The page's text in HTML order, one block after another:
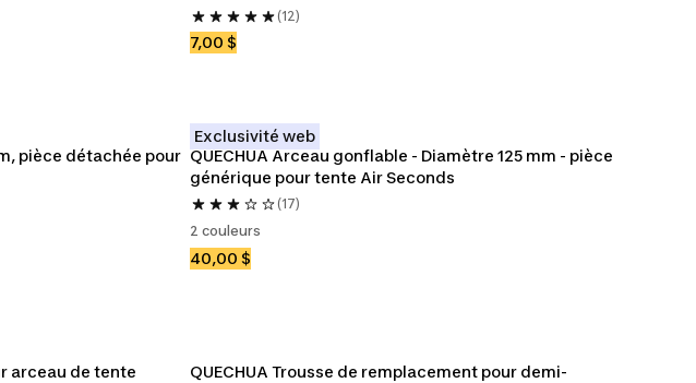
(12)
7,00 $
pièce détachée pour
Exclusivité web
QUECHUA Arceau gonflable - Diamètre 125 mm - pièce
générique pour tente Air Seconds
(17)
2 couleurs
40,00 $
arceau de tente
QUECHUA Trousse de remplacement pour demi-